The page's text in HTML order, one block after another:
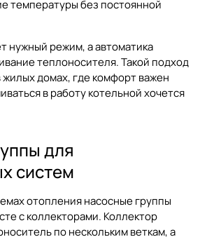
температуры без постоянной
нужный режим, а автоматика
теплоносителя. Такой подход
домах, где комфорт важен
в работу котельной хочется
для
систем
отопления насосные группы
с коллекторами. Коллектор
по нескольким веткам, а